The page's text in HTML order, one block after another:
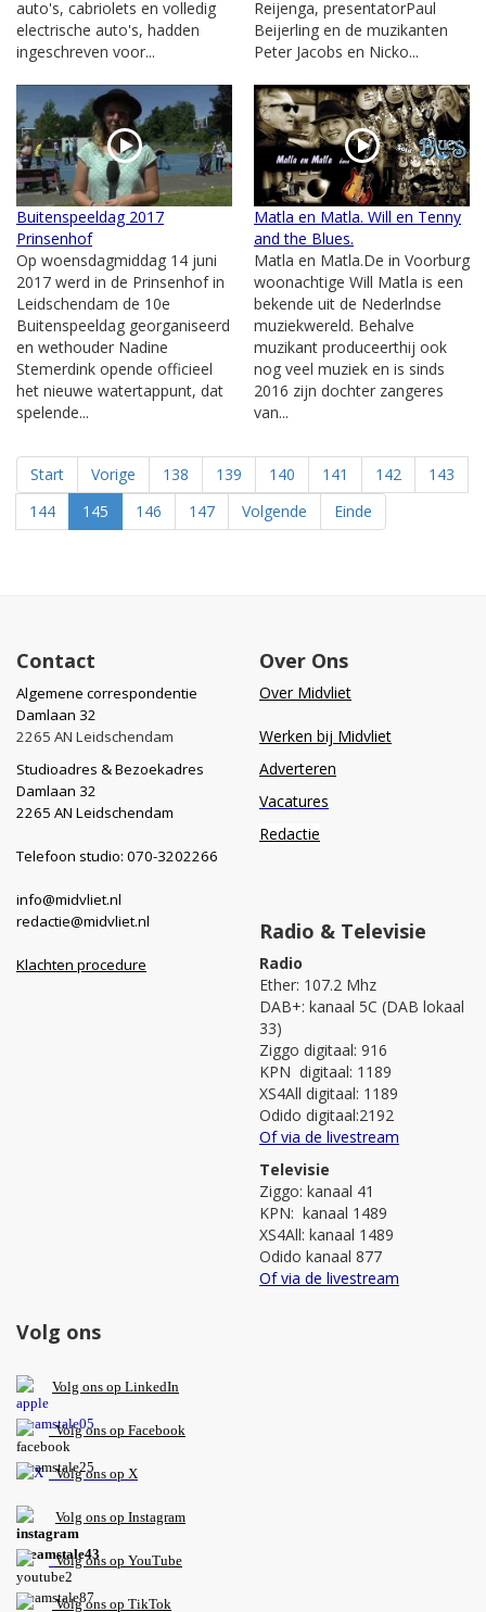
auto's, cabriolets en volledig
electrische auto's, hadden
ingeschreven voor...
Reijenga, presentatorPaul
Beijerling en de muzikanten
Peter Jacobs en Nicko...
Buitenspeeldag 2017
Prinsenhof
Op woensdagmiddag 14 juni
2017 werd in de Prinsenhof in
Leidschendam de 10e
Buitenspeeldag georganiseerd
en wethouder Nadine
Stemerdink opende officieel
het nieuwe watertappunt, dat
spelende...
Matla en Matla. Will en Tenny
and the Blues.
Matla en Matla.De in Voorburg
woonachtige Will Matla is een
bekende uit de Nederlndse
muziekwereld. Behalve
muzikant produceerthij ook
nog veel muziek en is sinds
2016 zijn dochter zangeres
van...
Start Vorige 138 139 140 141 142
143
144
145 146 147 Volgende Einde
Contact
Algemene correspondentie
Damlaan 32
2265 AN Leidschendam
Studioadres & Bezoekadres
Damlaan 32
2265 AN Leidschendam
Telefoon studio: 070-3202266
info@midvliet.nl
redactie@midvliet.nl
Klachten procedure
Over Ons
Over Midvliet
Werken bij Midvliet
Adverteren
Vacatures
Redactie
Radio & Televisie
Radio
Ether: 107.2 Mhz
DAB+: kanaal 5C (DAB lokaal
33)
Ziggo digitaal: 916
KPN digitaal: 1189
XS4All digitaal: 1189
Odido digitaal:2192
Of via de livestream
Televisie
Ziggo: kanaal 41
KPN: kanaal 1489
XS4All: kanaal 1489
Odido kanaal 877
Of via de livestream
Volg ons
Volg ons op LinkedIn
Volg ons op Facebook
Volg ons op X
Volg ons op Instagram
Volgons op YouTube
Volg ons op TikTok